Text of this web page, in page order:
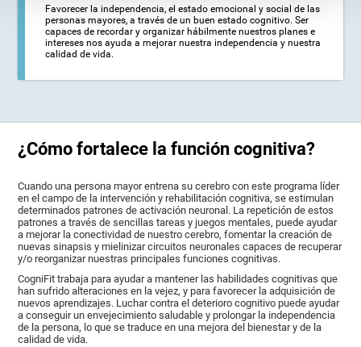
Favorecer la independencia, el estado emocional y social de las
personas mayores, a través de un buen estado cognitivo. Ser
capaces de recordar y organizar hábilmente nuestros planes e
intereses nos ayuda a mejorar nuestra independencia y nuestra
calidad de vida.
¿Cómo fortalece la función cognitiva?
Cuando una persona mayor entrena su cerebro con este programa líder
en el campo de la intervención y rehabilitación cognitiva, se estimulan
determinados patrones de activación neuronal. La repetición de estos
patrones a través de sencillas tareas y juegos mentales, puede ayudar
a mejorar la conectividad de nuestro cerebro, fomentar la creación de
nuevas sinapsis y mielinizar circuitos neuronales capaces de recuperar
y/o reorganizar nuestras principales funciones cognitivas.
CogniFit trabaja para ayudar a mantener las habilidades cognitivas que
han sufrido alteraciones en la vejez, y para favorecer la adquisición de
nuevos aprendizajes. Luchar contra el deterioro cognitivo puede ayudar
a conseguir un envejecimiento saludable y prolongar la independencia
de la persona, lo que se traduce en una mejora del bienestar y de la
calidad de vida.